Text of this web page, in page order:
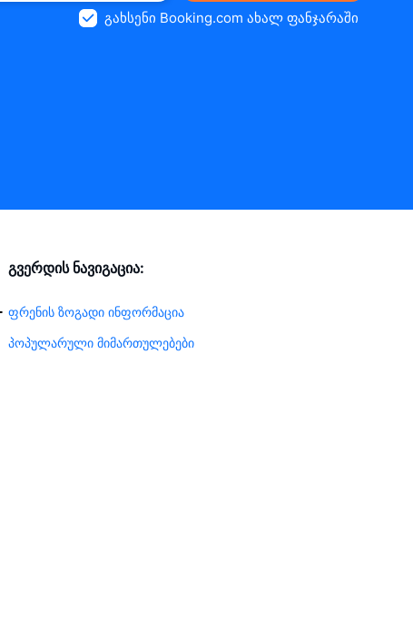
გახსენი Booking.com ახალ ფანჯარაში
გვერდის ნავიგაცია:
ფრენის ზოგადი ინფორმაცია
პოპულარული მიმართულებები